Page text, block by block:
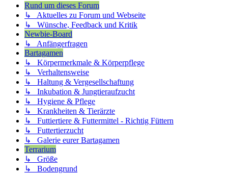
Rund um dieses Forum
↳ Aktuelles zu Forum und Webseite
↳ Wünsche, Feedback und Kritik
Newbie-Board
↳ Anfängerfragen
Bartagamen
↳ Körpermerkmale & Körperpflege
↳ Verhaltensweise
↳ Haltung & Vergesellschaftung
↳ Inkubation & Jungtieraufzucht
↳ Hygiene & Pflege
↳ Krankheiten & Tierärzte
↳ Futtiertiere & Futtermittel - Richtig Füttern
↳ Futtertierzucht
↳ Galerie eurer Bartagamen
Terrarium
↳ Größe
↳ Bodengrund